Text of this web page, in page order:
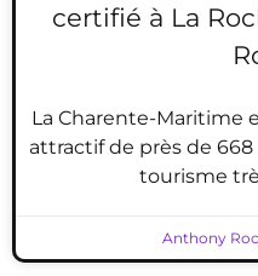
certifié à La
La Charente-Maritime
attractif de près de
tourisme
Anthony